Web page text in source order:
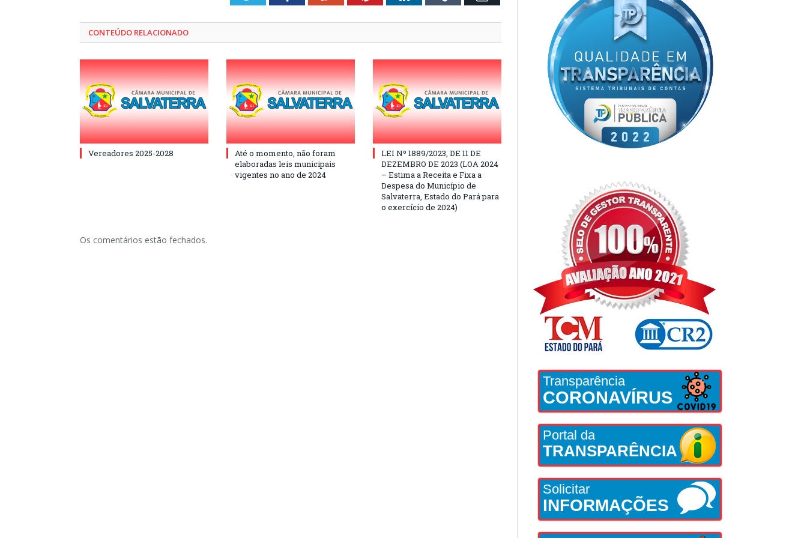
CONTEÚDO RELACIONADO
Vereadores 2025-2028
Até o momento, não foram
elaboradas leis municipais
vigentes no ano de 2024
LEI Nº 1889/2023, DE 11 DE
DEZEMBRO DE 2023 (LOA 2024
– Estima a Receita e Fixa a
Despesa do Município de
Salvaterra, Estado do Pará para
o exercício de 2024)
Os comentários estão fechados.
Transparência
CORONAVÍRUS
Portal da
TRANSPARÊNCIA
Solicitar
INFORMAÇÕES